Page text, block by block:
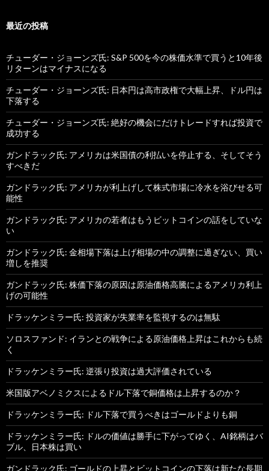
最近の投稿
チューダー・ジョーンズ氏: S&P 500を今の株価水準で買うと10年後
リターンはマイナスになる
チューダー・ジョーンズ氏: 日本円は高市政権で大幅上昇、ドル円は
下落する
チューダー・ジョーンズ氏: 絶好の機会にだけトレードすれば投資で
成功する
ガンドラック氏: アメリカは米国債の利払いを停止する、そしてそう
すべきだ
ガンドラック氏: アメリカが利上げして株式市場に冷水を浴びせる可
能性
ガンドラック氏: アメリカの若者はもうビットコインの話をしていな
い
ガンドラック氏: 金相場下落は上げ相場の中の調整に過ぎない、買い
増しを推奨
ガンドラック氏: 株価下落の原因は原油価格高騰によるアメリカ利上
げの可能性
ドラッケンミラー氏: 投資家が失業率を監視するのは無駄
ソロスファンド: イランとの戦争による原油価格上昇はこれからも続
く
ドラッケンミラー氏: 逆張り投資は過大評価されている
米国版アベノミクスによるドル下落で銅価格は上昇するのか？
ドラッケンミラー氏: ドル下落で買うべきはゴールドよりも銅
ドラッケンミラー氏: ドルの価値は勝手に下がってゆく、AI銘柄はバ
ブル、日本株は買い
ガンドラック氏: ゴールドの上昇とビットコインの下落は新たな長期